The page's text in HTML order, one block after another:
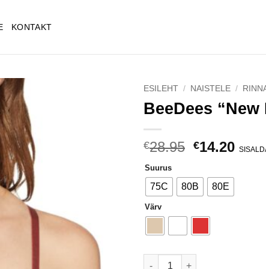
KONTAKT
ESILEHT / NAISTELE /
BeeDees
€28.95 Algne
oli:
€28.95.
€14.20
Suurus
75C 80B 80E
Värv
BeeDees "New Day WM"